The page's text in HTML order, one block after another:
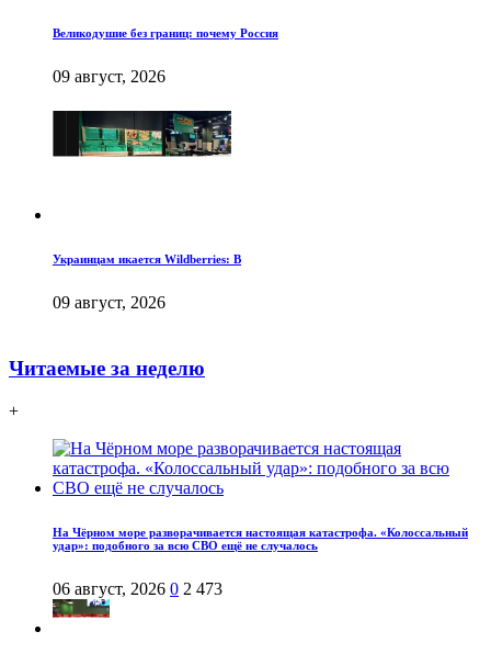
Великодушие без границ: почему Россия
09 август, 2026
Украинцам икается Wildberries: В
09 август, 2026
Читаемые за неделю
+
На Чёрном море разворачивается настоящая катастрофа. «Колоссальный
удар»: подобного за всю СВО ещё не случалось
06 август, 2026 0 2 473